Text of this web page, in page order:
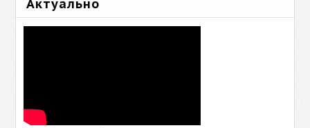
Актуально